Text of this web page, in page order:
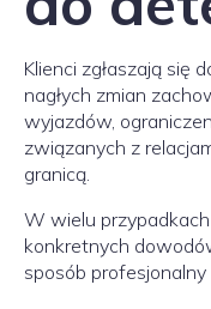
Klienci zgłaszają się
nagłych zmian
wyjazdów,
związanych z
granicą.
W wielu
konkretnych
sposób profesjonalny